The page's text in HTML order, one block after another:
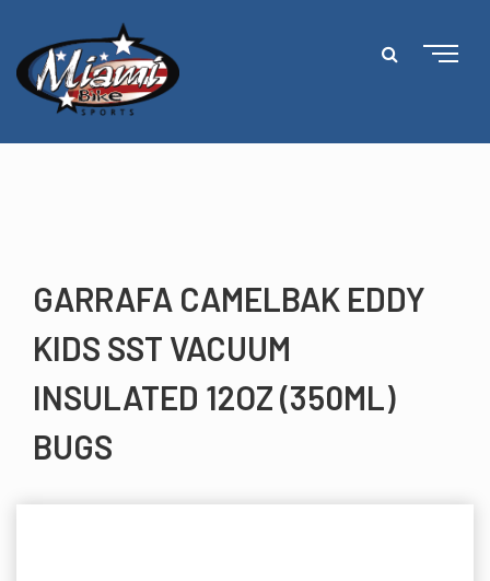
GARRAFA CAMELBAK EDDY
KIDS SST VACUUM
INSULATED 12OZ (350ML)
BUGS